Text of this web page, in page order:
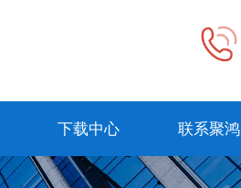
下载中心 联系聚鸿